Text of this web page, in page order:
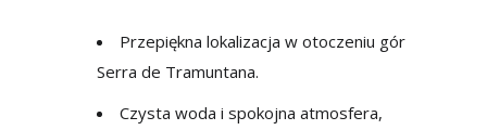
Przepiękna lokalizacja w otoczeniu gór
Serra de Tramuntana.
Czysta woda i spokojna atmosfera,